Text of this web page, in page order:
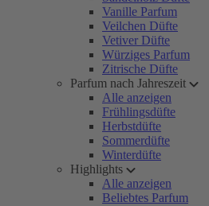
Vanille Parfum
Veilchen Düfte
Vetiver Düfte
Würziges Parfum
Zitrische Düfte
Parfum nach Jahreszeit
Alle anzeigen
Frühlingsdüfte
Herbstdüfte
Sommerdüfte
Winterdüfte
Highlights
Alle anzeigen
Beliebtes Parfum